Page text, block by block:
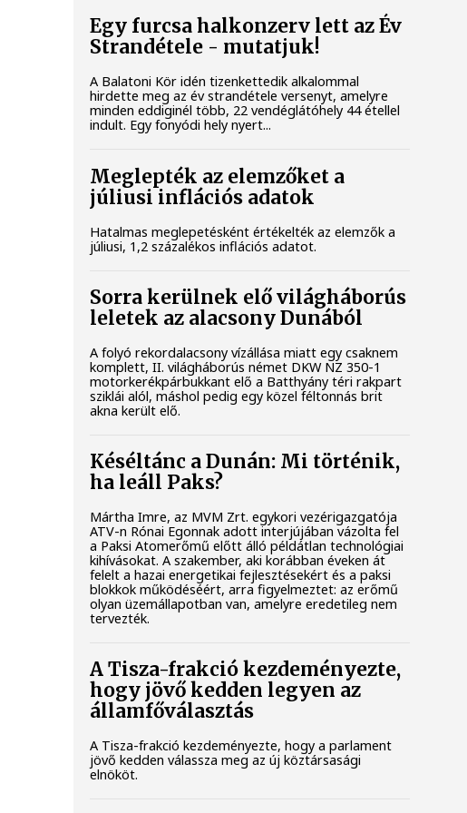
Egy furcsa halkonzerv lett az Év
Strandétele - mutatjuk!
A Balatoni Kör idén tizenkettedik alkalommal
hirdette meg az év strandétele versenyt, amelyre
minden eddiginél több, 22 vendéglátóhely 44 étellel
indult. Egy fonyódi hely nyert...
Meglepték az elemzőket a
júliusi inflációs adatok
Hatalmas meglepetésként értékelték az elemzők a
júliusi, 1,2 százalékos inflációs adatot.
Sorra kerülnek elő világháborús
leletek az alacsony Dunából
A folyó rekordalacsony vízállása miatt egy csaknem
komplett, II. világháborús német DKW NZ 350-1
motorkerékpárbukkant elő a Batthyány téri rakpart
sziklái alól, máshol pedig egy közel féltonnás brit
akna került elő.
Késéltánc a Dunán: Mi történik,
ha leáll Paks?
Mártha Imre, az MVM Zrt. egykori vezérigazgatója
ATV-n Rónai Egonnak adott interjújában vázolta fel
a Paksi Atomerőmű előtt álló példátlan technológiai
kihívásokat. A szakember, aki korábban éveken át
felelt a hazai energetikai fejlesztésekért és a paksi
blokkok működéséért, arra figyelmeztet: az erőmű
olyan üzemállapotban van, amelyre eredetileg nem
tervezték.
A Tisza-frakció kezdeményezte,
hogy jövő kedden legyen az
államfőválasztás
A Tisza-frakció kezdeményezte, hogy a parlament
jövő kedden válassza meg az új köztársasági
elnököt.